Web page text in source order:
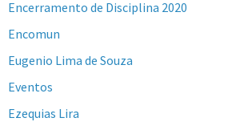
Encerramento de Disciplina 2020
Encomun
Eugenio Lima de Souza
Eventos
Ezequias Lira